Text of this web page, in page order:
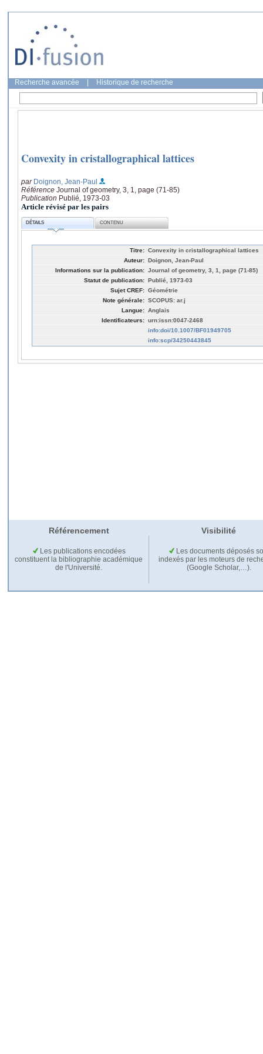
Recherche avancée Historique de recherche
Convexity in cristallographical lattices
par Doignon, Jean-Paul
Référence Journal of geometry, 3, 1, page (71-85)
Publication Publié, 1973-03
Article révisé par les pairs
DÉTAILS CONTENU
Titre: Convexity in cristallographical lattices
Auteur: Doignon, Jean-Paul
Informations sur la publication: Journal of geometry, 3, 1, page (71-85)
Statut de publication: Publié, 1973-03
Sujet CREF: Géométrie
Note générale: SCOPUS: ar.j
Langue: Anglais
Identificateurs: urn:issn:0047-2468
info:doi/10.1007/BF01949705
info:scp/34250443845
Référencement Visibilité
Les publications encodées
constituent la bibliographie académique
de l'Université.
Les documents déposés
indexés par les moteurs de
(Google Scholar,…).